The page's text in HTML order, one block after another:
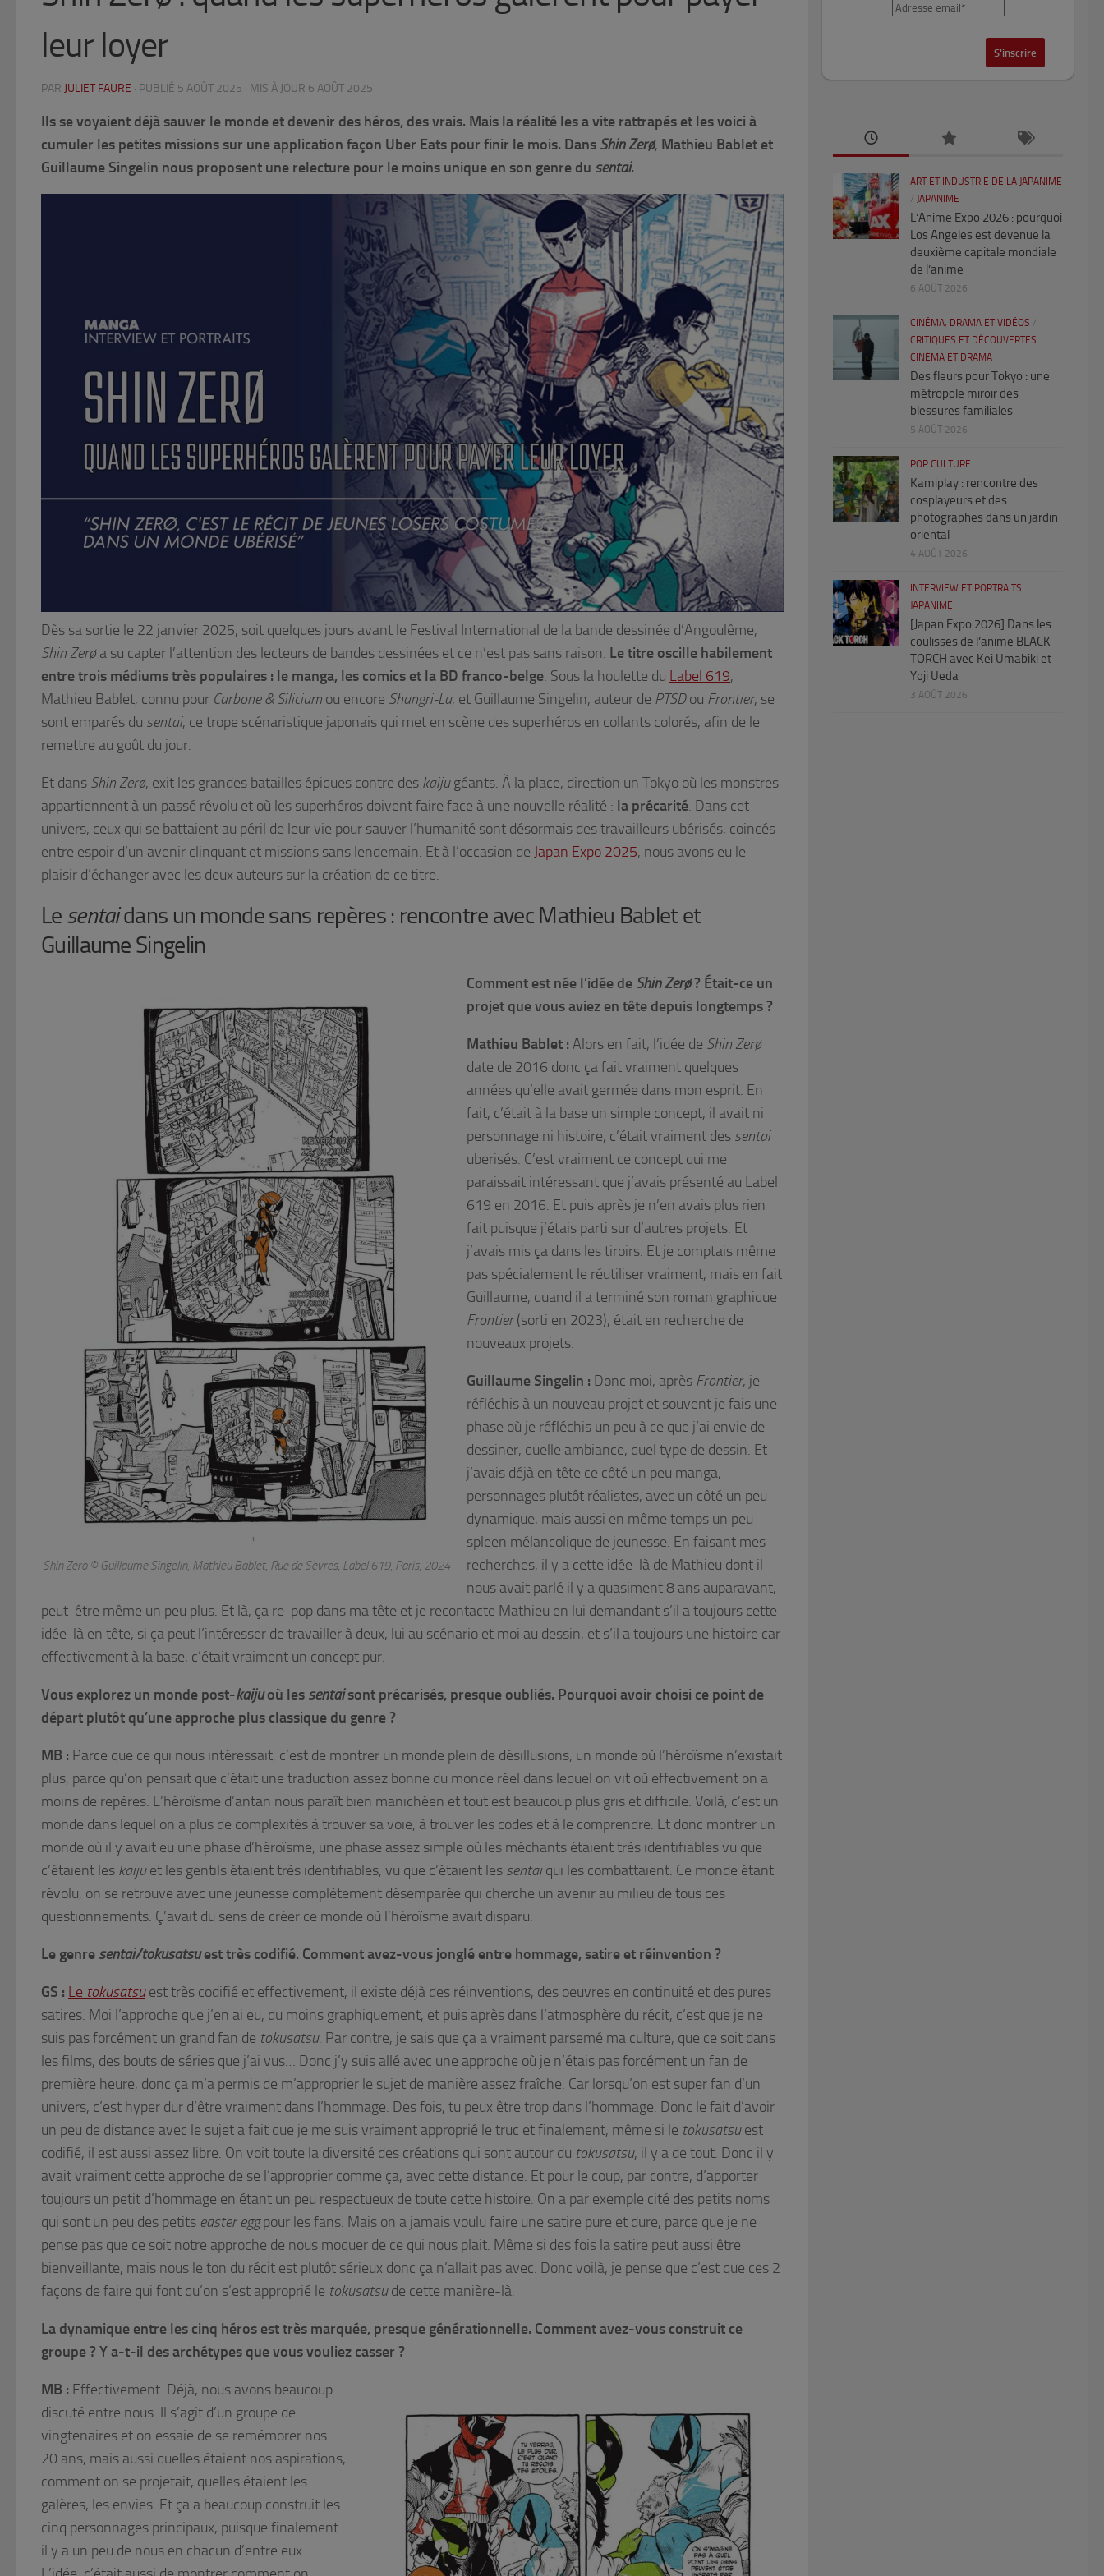
leur loyer
PAR JULIET FAURE · PUBLIÉ 5 AOÛT 2025 · MIS À JOUR 6 AOÛT 2025
Ils se voyaient déjà sauver le monde et devenir des héros, des vrais. Mais la réalité les a vite rattrapés et les voici à
cumuler les petites missions sur une application façon Uber Eats pour finir le mois. Dans Shin Zerø, Mathieu Bablet et
Guillaume Singelin nous proposent une relecture pour le moins unique en son genre du sentai.
Dès sa sortie le 22 janvier 2025, soit quelques jours avant le Festival International de la bande dessinée d’Angoulême,
Shin Zerø a su capter l’attention des lecteurs de bandes dessinées et ce n’est pas sans raison. Le titre oscille habilement
entre trois médiums très populaires : le manga, les comics et la BD franco-belge. Sous la houlette du Label 619,
Mathieu Bablet, connu pour Carbone & Silicium ou encore Shangri-La, et Guillaume Singelin, auteur de PTSDou Frontier, se
sont emparés du sentai, ce trope scénaristique japonais qui met en scène des superhéros en collants colorés, afin de le
remettre au goût du jour.
Et dans Shin Zerø, exit les grandes batailles épiques contre des kaijugéants. À la place, direction un Tokyo où les monstres
appartiennent à un passé révolu et où les superhéros doivent faire face à une nouvelle réalité : la précarité. Dans cet
univers, ceux qui se battaient au péril de leur vie pour sauver l’humanité sont désormais des travailleurs ubérisés, coincés
entre espoir d’un avenir clinquant et missions sans lendemain. Et à l’occasion de Japan Expo 2025, nous avons eu le
plaisir d’échanger avec les deux auteurs sur la création de ce titre.
Le sentaidans un monde sans repères : rencontre avec Mathieu Bablet et
Guillaume Singelin
Shin Zero© Guillaume Singelin, Mathieu Bablet, Rue de Sèvres, Label 619, Paris, 2024
Comment est née l’idée de Shin Zerø? Était-ce un
projet que vous aviez en tête depuis longtemps ?
Mathieu Bablet : Alors en fait, l’idée de Shin Zerø
date de 2016 donc ça fait vraiment quelques
années qu’elle avait germée dans mon esprit. En
fait, c’était à la base un simple concept, il avait ni
personnage ni histoire, c’était vraiment des sentai
uberisés. C’est vraiment ce concept qui me
paraissait intéressant que j’avais présenté au Label
619 en 2016. Et puis après je n’en avais plus rien
fait puisque j’étais parti sur d’autres projets. Et
j’avais mis ça dans les tiroirs. Et je comptais même
pas spécialement le réutiliser vraiment, mais en fait
Guillaume, quand il a terminé son roman graphique
Frontier(sorti en 2023), était en recherche de
nouveaux projets.
Guillaume Singelin : Donc moi, après Frontier, je
réfléchis à un nouveau projet et souvent je fais une
phase où je réfléchis un peu à ce que j’ai envie de
dessiner, quelle ambiance, quel type de dessin. Et
j’avais déjà en tête ce côté un peu manga,
personnages plutôt réalistes, avec un côté un peu
dynamique, mais aussi en même temps un peu
spleen mélancolique de jeunesse. En faisant mes
recherches, il y a cette idée-là de Mathieu dont il
nous avait parlé il y a quasiment 8 ans auparavant,
peut-être même un peu plus. Et là, ça re-pop dans ma tête et je recontacte Mathieu en lui demandant s’il a toujours cette
idée-là en tête, si ça peut l’intéresser de travailler à deux, lui au scénario et moi au dessin, et s’il a toujours une histoire car
effectivement à la base, c’était vraiment un concept pur.
Vous explorez un monde post-kaijuoù les sentaisont précarisés, presque oubliés. Pourquoi avoir choisi ce point de
départ plutôt qu’une approche plus classique du genre ?
MB : Parce que ce qui nous intéressait, c’est de montrer un monde plein de désillusions, un monde où l’héroïsme n’existait
plus, parce qu’on pensait que c’était une traduction assez bonne du monde réel dans lequel on vit où effectivement on a
moins de repères. L’héroïsme d’antan nous paraît bien manichéen et tout est beaucoup plus gris et difficile. Voilà, c’est un
monde dans lequel on a plus de complexités à trouver sa voie, à trouver les codes et à le comprendre. Et donc montrer un
monde où il y avait eu une phase d’héroïsme, une phase assez simple où les méchants étaient très identifiables vu que
c’étaient les kaijuet les gentils étaient très identifiables, vu que c’étaient les sentaiqui les combattaient. Ce monde étant
révolu, on se retrouve avec une jeunesse complètement désemparée qui cherche un avenir au milieu de tous ces
questionnements. Ç’avait du sens de créer ce monde où l’héroïsme avait disparu.
Le genre sentai/tokusatsuest très codifié. Comment avez-vous jonglé entre hommage, satire et réinvention ?
GS : Le tokusatsuest très codifié et effectivement, il existe déjà des réinventions, des oeuvres en continuité et des pures
satires. Moi l’approche que j’en ai eu, du moins graphiquement, et puis après dans l’atmosphère du récit, c’est que je ne
suis pas forcément un grand fan de tokusatsu. Par contre, je sais que ça a vraiment parsemé ma culture, que ce soit dans
les films, des bouts de séries que j’ai vus… Donc j’y suis allé avec une approche où je n’étais pas forcément un fan de
première heure, donc ça m’a permis de m’approprier le sujet de manière assez fraîche. Car lorsqu’on est super fan d’un
univers, c’est hyper dur d’être vraiment dans l’hommage. Des fois, tu peux être trop dans l’hommage. Donc le fait d’avoir
un peu de distance avec le sujet a fait que je me suis vraiment approprié le truc et finalement, même si le tokusatsuest
codifié, il est aussi assez libre. On voit toute la diversité des créations qui sont autour du tokusatsu, il y a de tout. Donc il y
avait vraiment cette approche de se l’approprier comme ça, avec cette distance. Et pour le coup, par contre, d’apporter
toujours un petit d’hommage en étant un peu respectueux de toute cette histoire. On a par exemple cité des petits noms
qui sont un peu des petits easter eggpour les fans. Mais on a jamais voulu faire une satire pure et dure, parce que je ne
pense pas que ce soit notre approche de nous moquer de ce qui nous plait. Même si des fois la satire peut aussi être
bienveillante, mais nous le ton du récit est plutôt sérieux donc ça n’allait pas avec. Donc voilà, je pense que c’est que ces 2
façons de faire qui font qu’on s’est approprié le tokusatsude cette manière-là.
La dynamique entre les cinq héros est très marquée, presque générationnelle. Comment avez-vous construit ce
groupe ? Y a-t-il des archétypes que vous vouliez casser ?
MB : Effectivement. Déjà, nous avons beaucoup
discuté entre nous. Il s’agit d’un groupe de
vingtenaires et on essaie de se remémorer nos
20 ans, mais aussi quelles étaient nos aspirations,
comment on se projetait, quelles étaient les
galères, les envies. Et ça a beaucoup construit les
cinq personnages principaux, puisque finalement
il y a un peu de nous en chacun d’entre eux.
ART ET INDUSTRIE DE LA JAPANIME
/ JAPANIME
L’Anime Expo 2026 : pourquoi
Los Angeles est devenue la
deuxième capitale mondiale
de l’anime
6 AOÛT 2026
CINÉMA, DRAMA ET VIDÉOS /
CRITIQUES ET DÉCOUVERTES
CINÉMA ET DRAMA
Des fleurs pour Tokyo : une
métropole miroir des
blessures familiales
5 AOÛT 2026
POP CULTURE
Kamiplay : rencontre des
cosplayeurs et des
photographes dans un jardin
oriental
4 AOÛT 2026
INTERVIEW ET PORTRAITS
JAPANIME
[Japan Expo 2026] Dans les
coulisses de l’anime BLACK
TORCH avec Kei Umabiki et
Yoji Ueda
3 AOÛT 2026